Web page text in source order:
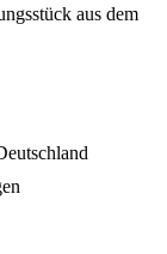
aus dem